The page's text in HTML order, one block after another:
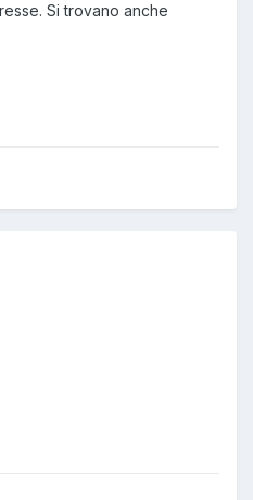
Si trovano anche